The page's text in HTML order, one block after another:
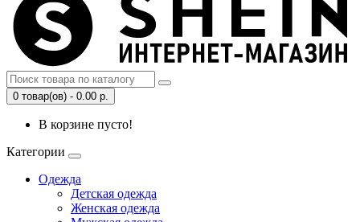
0 товар(ов) - 0.00 р.
В корзине пусто!
Категории
Одежда
Детская одежда
Женская одежда